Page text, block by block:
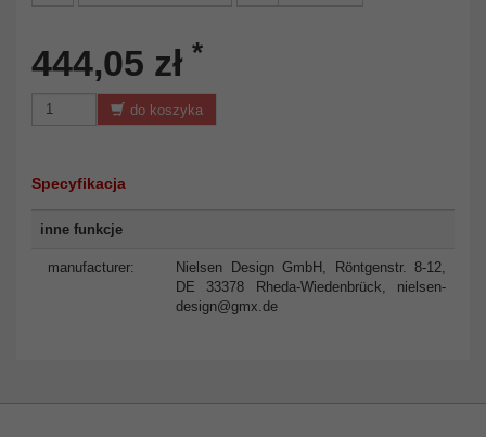
444,05 zł *
do koszyka
Specyfikacja
inne funkcje
manufacturer:
Nielsen Design GmbH, Röntgenstr. 8-12,
DE 33378 Rheda-Wiedenbrück, nielsen-
design@gmx.de